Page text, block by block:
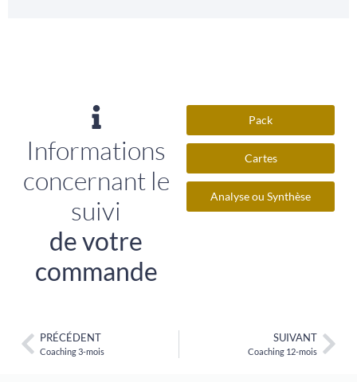
Informations
concernant le
suivi
de votre
commande
Pack
Cartes
Analyse ou Synthèse
PRÉCÉDENT
Coaching 3-mois
SUIVANT
Coaching 12-mois